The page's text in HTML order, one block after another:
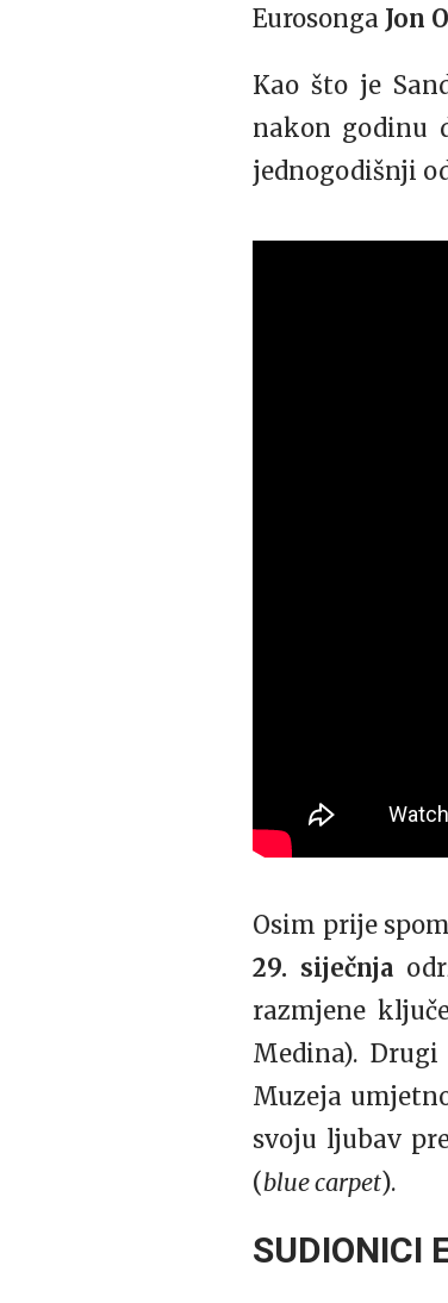
Eurosonga Jon
Kao što je
nakon godinu
jednogodišnji
Osim prije
29. siječnja
razmjene
Medina).
Muzeja
svoju ljubav
(blue carpet).
SUDIONICI